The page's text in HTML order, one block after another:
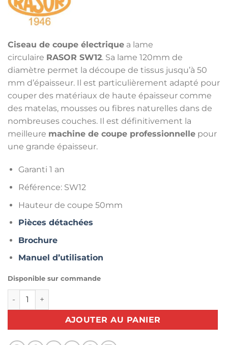
Ciseau de coupe électrique a lame
circulaire RASOR SW12. Sa lame 120mm de
diamètre permet la découpe de tissus jusqu’à 50
mm d’épaisseur. Il est particulièrement adapté pour
couper des matériaux de haute épaisseur comme
des matelas, mousses ou fibres naturelles dans de
nombreuses couches. Il est définitivement la
meilleure machine de coupe professionnelle pour
une grande épaisseur.
Garanti 1 an
Référence: SW12
Hauteur de coupe 50mm
Pièces détachées
Brochure
Manuel d’utilisation
Disponible sur commande
quantité de Ciseau de coupe à lame circulaire : RASOR
AJOUTER AU PANIER